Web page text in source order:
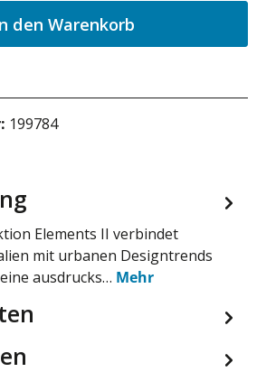
den Warenkorb
199784
Elements II verbindet
mit urbanen Designtrends
ausdrucks… Mehr